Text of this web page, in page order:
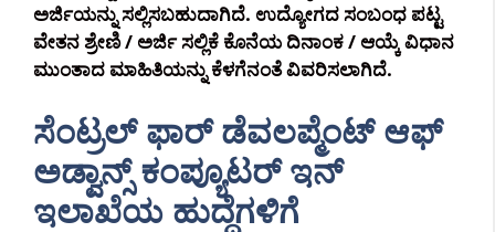
ಅರ್ಜಿಯನ್ನು ಸಲ್ಲಿಸಬಹುದಾಗಿದೆ. ಉದ್ಯೋಗದ ಸಂಬಂಧ ಪಟ್ಟ
ವೇತನ ಶ್ರೇಣಿ / ಅರ್ಜಿ ಸಲ್ಲಿಕೆ ಕೊನೆಯ ದಿನಾಂಕ / ಆಯ್ಕೆ ವಿಧಾನ
ಮುಂತಾದ ಮಾಹಿತಿಯನ್ನು ಕೆಳಗೆನಂತೆ ವಿವರಿಸಲಾಗಿದೆ.
ಸೆಂಟ್ರಲ್ ಫಾರ್ ಡೆವಲಪ್ಮೆಂಟ್ ಆಫ್
ಅಡ್ವಾನ್ಸ್ ಕಂಪ್ಯೂಟರ್ ಇನ್
ಇಲಾಖೆಯ ಹುದ್ದೆಗಳಿಗೆ